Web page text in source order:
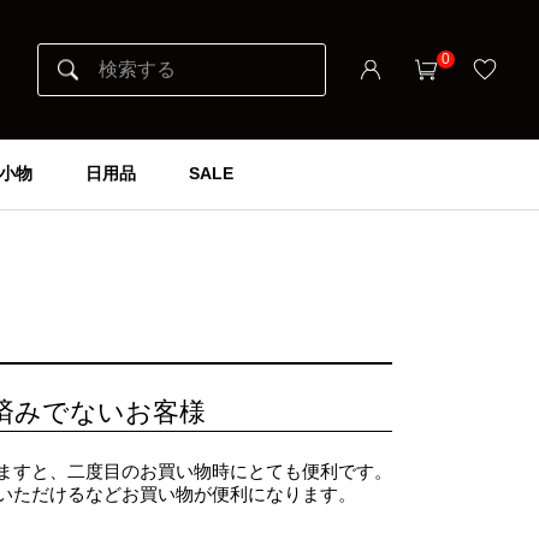
0
物 日用品 SALE
みでないお客様
すと、二度目のお買い物時にとても便利です。
ただけるなどお買い物が便利になります。